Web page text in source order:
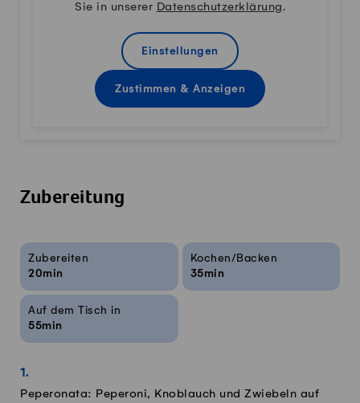
Sie in unserer Datenschutzerklärung.
Einstellungen
Zustimmen & Anzeigen
Zubereitung
Rezeptinfos
Zubereiten
20min
Kochen/Backen
35min
Auf dem Tisch in
55min
Peperonata: Peperoni, Knoblauch und Zwiebeln auf